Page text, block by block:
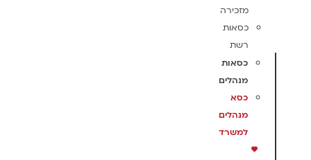
מזכירה
כסאות
רשת
כסאות
מנהלים
כסא
מנהלים
למשרד